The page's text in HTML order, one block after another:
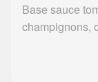
Base sauce
champignons,